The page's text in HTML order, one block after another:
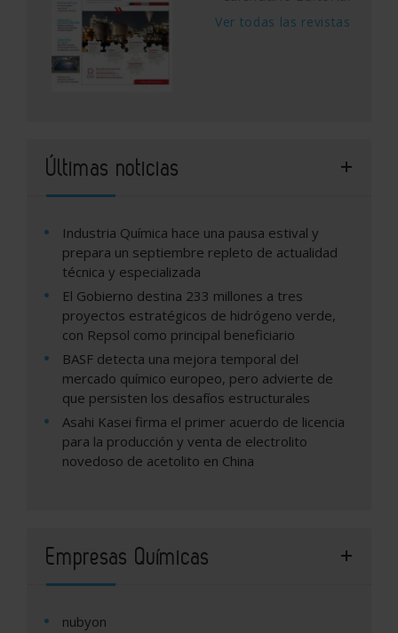
Ver todas las revistas
Últimas noticias
Industria Química hace una pausa estival y
prepara un septiembre repleto de actualidad
técnica y especializada
El Gobierno destina 233 millones a tres
proyectos estratégicos de hidrógeno verde,
con Repsol como principal beneficiario
BASF detecta una mejora temporal del
mercado químico europeo, pero advierte de
que persisten los desafíos estructurales
Asahi Kasei firma el primer acuerdo de licencia
para la producción y venta de electrolito
novedoso de acetolito en China
Empresas Químicas
nubyon